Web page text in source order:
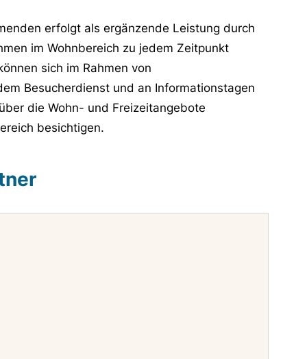
erfolgt als ergänzende Leistung durch
im Wohnbereich zu jedem Zeitpunkt
sich im Rahmen von
Besucherdienst und an Informationstagen
die Wohn- und Freizeitangebote
besichtigen.